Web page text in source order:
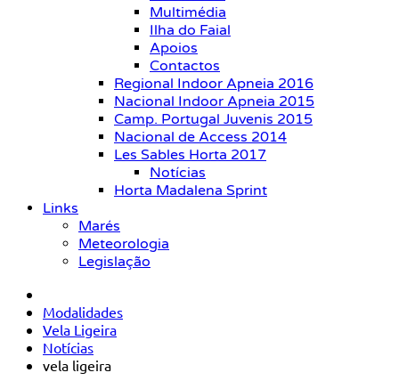
Multimédia
Ilha do Faial
Apoios
Contactos
Regional Indoor Apneia 2016
Nacional Indoor Apneia 2015
Camp. Portugal Juvenis 2015
Nacional de Access 2014
Les Sables Horta 2017
Notícias
Horta Madalena Sprint
Links
Marés
Meteorologia
Legislação
Modalidades
Vela Ligeira
Notícias
vela ligeira